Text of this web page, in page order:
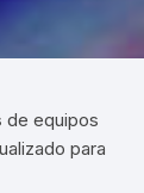
de equipos
para